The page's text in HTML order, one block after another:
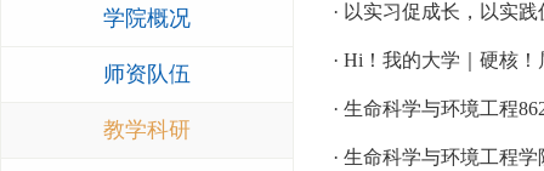
学院概况
师资队伍
教学科研
· 以实习促成长，以实
· Hi！我的大学｜硬核
· 生命科学与环境工程
· 生命科学与环境工程